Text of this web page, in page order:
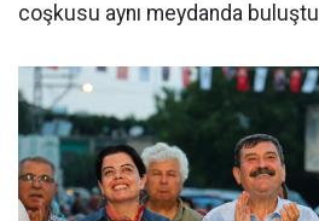
coşkusu aynı meydanda